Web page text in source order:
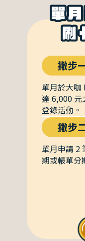
撇步
單月於大咖
達 6,000 元
登錄活動。
撇步
單月申請 2
期或帳單分